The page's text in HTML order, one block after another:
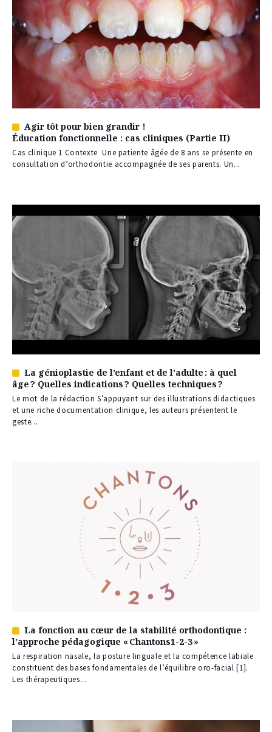
Article
réservé
à
nos
Agir tôt pour bien grandir !
Éducation fonctionnelle : cas cliniques (Partie II)
Cas clinique 1 Contexte Une patiente âgée de 8 ans se présente en
consultation d’orthodontie accompagnée de ses parents. Un...
Article
réservé
à
nos
abonnés
La génioplastie de l’enfant et de l’adulte : à quel
âge ? Quelles indications ? Quelles techniques ?
Le mot de la rédaction S’appuyant sur des illustrations didactiques
et une riche documentation clinique, les auteurs présentent le
geste...
Article
réservé
à
nos
abonnés
La fonction au cœur de la stabilité orthodontique :
l’approche pédagogique « Chantons1-2-3 »
La respiration nasale, la posture linguale et la compétence labiale
constituent des bases fondamentales de l’équilibre oro-facial [1].
Les thérapeutiques...